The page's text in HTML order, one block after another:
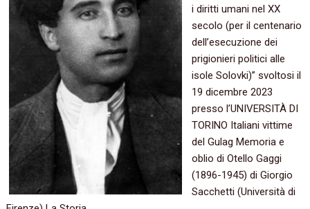
i diritti umani nel XX
secolo (per il centenario
dell’esecuzione dei
prigionieri politici alle
isole Solovki)” svoltosi il
19 dicembre 2023
presso l’UNIVERSITÀ DI
TORINO Italiani vittime
del Gulag Memoria e
oblio di Otello Gaggi
(1896-1945) di Giorgio
Sacchetti (Università di